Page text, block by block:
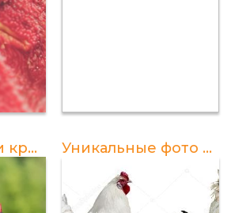
Почему петухи кричат по утрам в определенное время Уникальные фото петухов различных пород для ценителей животного мира